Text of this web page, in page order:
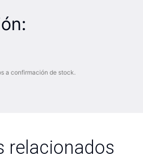
a confirmación de stock.
relacionados